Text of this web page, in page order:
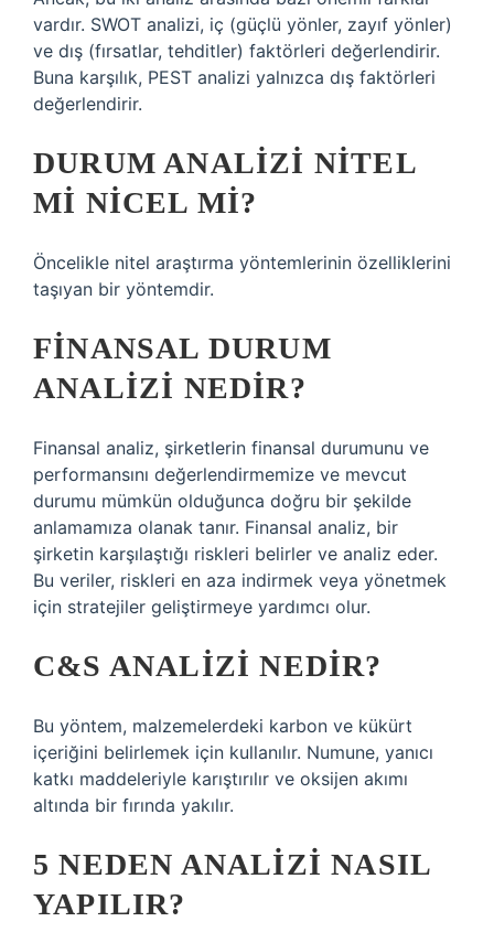
vardır. SWOT analizi, iç (güçlü yönler, zayıf yönler)
ve dış (fırsatlar, tehditler) faktörleri değerlendirir.
Buna karşılık, PEST analizi yalnızca dış faktörleri
değerlendirir.
DURUM ANALIZI NITEL
MI NICEL MI?
Öncelikle nitel araştırma yöntemlerinin özelliklerini
taşıyan bir yöntemdir.
FINANSAL DURUM
ANALIZI NEDIR?
Finansal analiz, şirketlerin finansal durumunu ve
performansını değerlendirmemize ve mevcut
durumu mümkün olduğunca doğru bir şekilde
anlamamıza olanak tanır. Finansal analiz, bir
şirketin karşılaştığı riskleri belirler ve analiz eder.
Bu veriler, riskleri en aza indirmek veya yönetmek
için stratejiler geliştirmeye yardımcı olur.
C&S ANALIZI NEDIR?
Bu yöntem, malzemelerdeki karbon ve kükürt
içeriğini belirlemek için kullanılır. Numune, yanıcı
katkı maddeleriyle karıştırılır ve oksijen akımı
altında bir fırında yakılır.
5 NEDEN ANALIZI NASIL
YAPILIR?